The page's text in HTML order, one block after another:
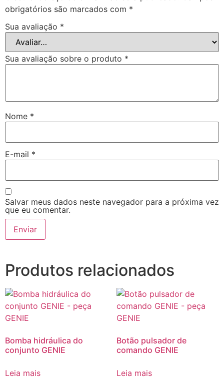
obrigatórios são marcados com *
Sua avaliação *
Sua avaliação sobre o produto *
Nome *
E-mail *
Salvar meus dados neste navegador para a próxima vez
que eu comentar.
Produtos relacionados
Bomba hidráulica do
conjunto GENIE
Leia mais
Botão pulsador de
comando GENIE
Leia mais